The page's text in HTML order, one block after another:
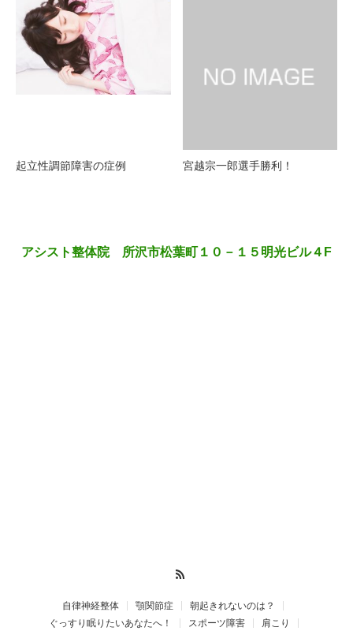
起立性調節障害の症例 宮越宗一郎選手勝利！
アシスト整体院 所沢市松葉町１０－１５明光ビル４F
自律神経整体 顎関節症
朝起きれないのは？
ぐっすり眠りたいあなたへ！
スポーツ障害 肩こり